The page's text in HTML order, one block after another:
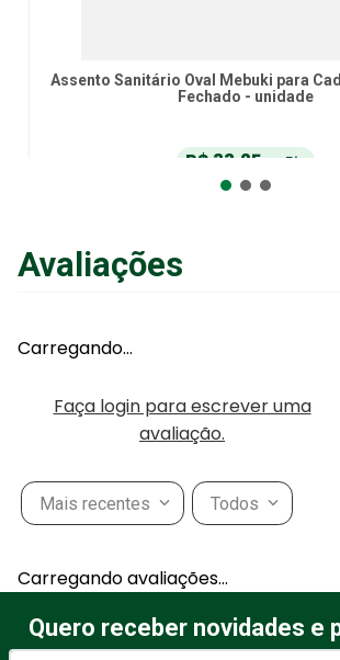
Assento Sanitário Oval Mebuki para
Fechado - unidade
R$33,25no Pix
35, 00 em até
Adicionar ao Carrinho
Avaliações
Carregando…
Faça login para escrever uma
avaliação.
Mais recentes Todos
Carregando avaliações…
Quero receber novidades e